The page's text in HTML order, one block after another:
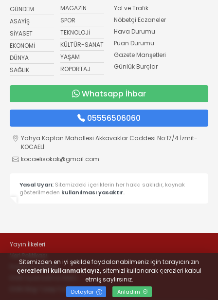
GÜNDEM
ASAYİŞ
SİYASET
EKONOMİ
DÜNYA
SAĞLIK
MAGAZİN
SPOR
TEKNOLOJİ
KÜLTÜR-SANAT
YAŞAM
RÖPORTAJ
Yol ve Trafik
Nöbetçi Eczaneler
Hava Durumu
Puan Durumu
Gazete Manşetleri
Günlük Burçlar
Whatsapp İhbar
05556506060
Yahya Kaptan Mahallesi Akkavaklar Caddesi No:17/4 İzmit-
KOCAELİ
kocaelisokak@gmail.com
Yasal Uyarı: Sitemizdeki içeriklerin her hakkı saklıdır, kaynak
gösterilmeden kullanılması yasaktır.
Yayın İlkeleri
Veri Politikası
Kullanım Şartları
KVKK Bilgi Talep Formu
Sitemizden en iyi şekilde faydalanabilmeniz için tarayıcınızın
çerezlerini kullanmaktayız,sitemizi kullanarak çerezleri kabul
etmiş saylırsınız.
Detaylar Anladım